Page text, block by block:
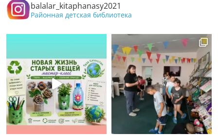
balalar_kitaphanasy2021
Районная детская библиотека